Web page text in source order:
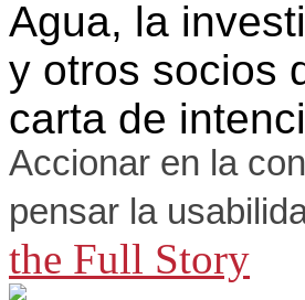
Agua, la
y otros socios
carta de
Accionar en la
pensar la
the Full Story